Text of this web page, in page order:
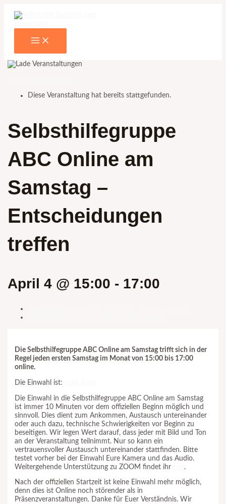
Inhalt
springen
Diese Veranstaltung hat bereits stattgefunden.
Selbsthilfegruppe
ABC Online am
Samstag –
Entscheidungen
treffen
April 4 @ 15:00 - 17:00
Die Selbsthilfegruppe ABC Online am Samstag trifft sich in der
Regel jeden ersten Samstag im Monat von 15:00 bis 17:00
online.
Die Einwahl ist:
Die Einwahl in die Selbsthilfegruppe ABC Online am Samstag
ist immer 10 Minuten vor dem offiziellen Beginn möglich und
sinnvoll. Dies dient zum Ankommen, Austausch untereinander
oder auch dazu, technische Schwierigkeiten vor Beginn zu
beseitigen. Wir legen Wert darauf, dass jeder mit Bild und Ton
an der Veranstaltung teilnimmt. Nur so kann ein
vertrauensvoller Austausch untereinander stattfinden. Bitte
testet vorher bei der Einwahl Eure Kamera und das Audio.
Weitergehende Unterstützung zu ZOOM findet ihr
.
Nach der offiziellen Startzeit ist keine Einwahl mehr möglich,
denn dies ist Online noch störender als in
Präsenzveranstaltungen. Danke für Euer Verständnis. Wir
Mail-
Adresse*